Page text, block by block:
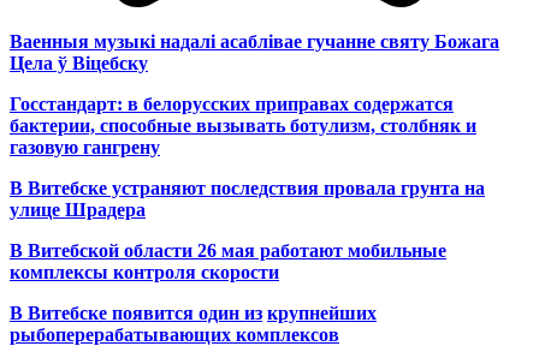
Ваенныя музыкі надалі асаблівае гучанне святу Божага
Цела ў Віцебску
Госстандарт: в белорусских приправах содержатся
бактерии, способные вызывать ботулизм, столбняк и
газовую гангрену
В Витебске устраняют последствия провала грунта на
улице Шрадера
В Витебской области 26 мая работают мобильные
комплексы контроля скорости
В Витебске появится один из крупнейших
рыбоперерабатывающих комплексов